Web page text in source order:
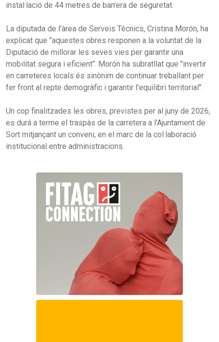
instal·lació de 44 metres de barrera de seguretat.
La diputada de l'àrea de Serveis Tècnics, Cristina Morón, ha
explicat que "aquestes obres responen a la voluntat de la
Diputació de millorar les seves vies per garantir una
mobilitat segura i eficient". Morón ha subratllat que "invertir
en carreteres locals és sinònim de continuar treballant per
fer front al repte demogràfic i garantir l'equilibri territorial".
Un cop finalitzades les obres, previstes per al juny de 2026,
es durà a terme el traspàs de la carretera a l'Ajuntament de
Sort mitjançant un conveni, en el marc de la col·laboració
institucional entre administracions.